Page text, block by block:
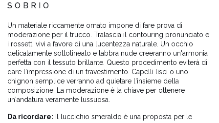
SOBRIO
Un materiale riccamente ornato impone di fare prova di
moderazione per il trucco. Tralascia il contouring pronunciato e
i rossetti vivi a favore di una lucentezza naturale. Un occhio
delicatamente sottolineato e labbra nude creeranno un'armonia
perfetta con il tessuto brillante. Questo procedimento eviterà di
dare l'impressione di un travestimento. Capelli lisci o uno
chignon semplice verranno ad quietare l'insieme della
composizione. La moderazione è la chiave per ottenere
un'andatura veramente lussuosa.
Da ricordare: Il luccichio smeraldo è una proposta per le